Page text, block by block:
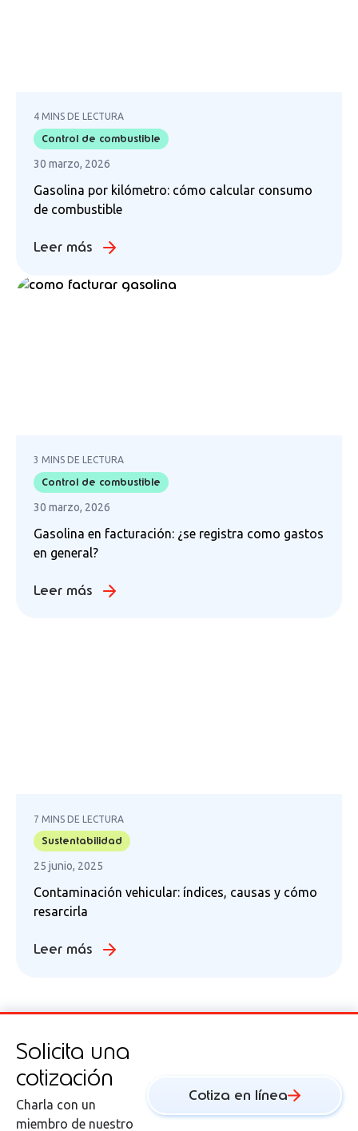
4 MINS DE LECTURA
Control de combustible
30 marzo, 2026
Gasolina por kilómetro: cómo calcular consumo
de combustible
Leer más
3 MINS DE LECTURA
Control de combustible
30 marzo, 2026
Gasolina en facturación: ¿se registra como gastos
en general?
Leer más
7 MINS DE LECTURA
Sustentabilidad
25 junio, 2025
Contaminación vehicular: índices, causas y cómo
resarcirla
Leer más
Solicita una
cotización
Charla con un
miembro de nuestro
Cotiza en línea